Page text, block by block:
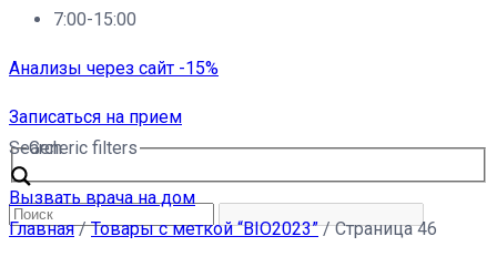
7:00-15:00
Анализы через сайт -15%
Записаться на прием
Search
Generic filters
Вызвать врача на дом
Главная/Товары с меткой “BIO2023”/ Страница 46